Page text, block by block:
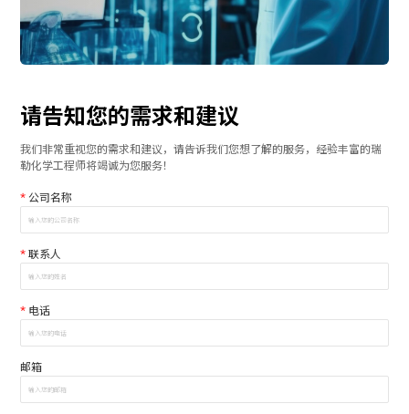
请告知您的需求和建议
我们非常重视您的需求和建议，请告诉我们您想了解的服务，经验丰富的瑞
勒化学工程师将竭诚为您服务！
* 公司名称
*联系人
* 电话
邮箱